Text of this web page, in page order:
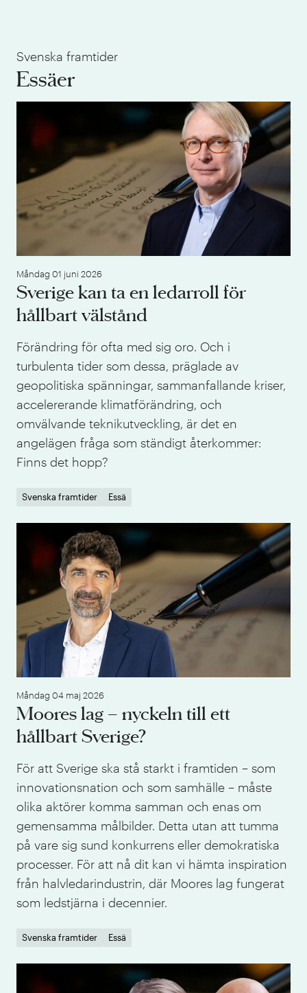
Svenska framtider
Essäer
Måndag 01 juni 2026
Sverige kan ta en ledarroll för
hållbart välstånd
Förändring för ofta med sig oro. Och i
turbulenta tider som dessa, präglade av
geopolitiska spänningar, sammanfallande kriser,
accelererande klimatförändring, och
omvälvande teknikutveckling, är det en
angelägen fråga som ständigt återkommer:
Finns det hopp?
Svenska framtider Essä
Måndag 04 maj 2026
Moores lag – nyckeln till ett
hållbart Sverige?
För att Sverige ska stå starkt i framtiden – som
innovationsnation och som samhälle – måste
olika aktörer komma samman och enas om
gemensamma målbilder. Detta utan att tumma
på vare sig sund konkurrens eller demokratiska
processer. För att nå dit kan vi hämta inspiration
från halvledarindustrin, där Moores lag fungerat
som ledstjärna i decennier.
Svenska framtider Essä
De